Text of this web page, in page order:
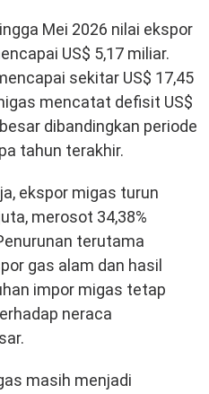
Mei 2026 nilai ekspor
US$ 5,17 miliar.
sekitar US$ 17,45
mencatat defisit US$
dibandingkan periode
tahun terakhir.
ekspor migas turun
merosot 34,38%
terutama
gas alam dan hasil
impor migas tetap
neraca
masih menjadi